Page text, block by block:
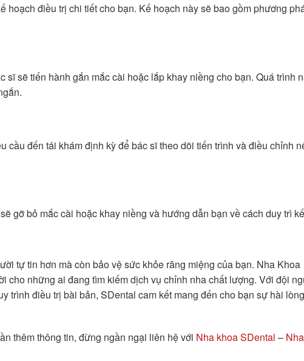
hoạch điều trị chi tiết cho bạn. Kế hoạch này sẽ bao gồm phương
sĩ sẽ tiến hành gắn mắc cài hoặc lắp khay niềng cho bạn. Quá trình
cầu đến tái khám định kỳ để bác sĩ theo dõi tiến trình và điều chỉnh
gỡ bỏ mắc cài hoặc khay niềng và hướng dẫn bạn về cách duy trì
tự tin hơn mà còn bảo vệ sức khỏe răng miệng của bạn. Nha Khoa
cho những ai đang tìm kiếm dịch vụ chỉnh nha chất lượng. Với đội
trình điều trị bài bản, SDental cam kết mang đến cho bạn sự hài
thêm thông tin, đừng ngần ngại liên hệ với Nha khoa SDental –